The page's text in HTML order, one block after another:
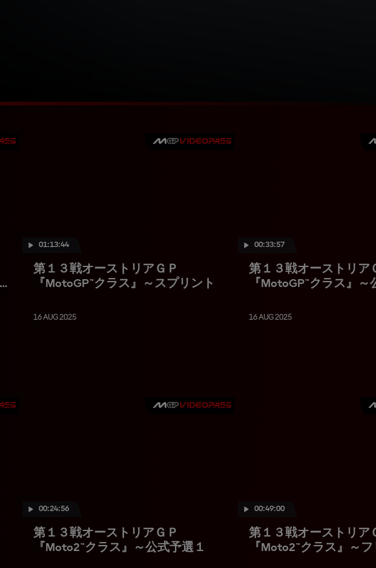
01:13:44
第１３戦オーストリアＧＰ
『MotoGP™クラス』～スプリント
16 AUG 2025
00:33:57
第１３戦オーストリア
『MotoGP™クラス』
16 AUG 2025
00:24:56
第１３戦オーストリアＧＰ
『Moto2™クラス』～公式予選１
00:49:00
第１３戦オーストリア
『Moto2™クラス』～